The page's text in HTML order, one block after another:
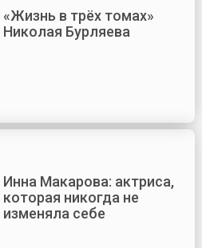
«Жизнь в трёх томах»
Николая Бурляева
Инна Макарова: актриса,
которая никогда не
изменяла себе